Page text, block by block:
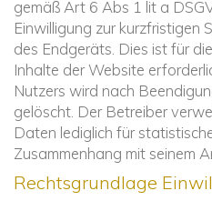
gemäß Art 6 Abs 1 lit a
Einwilligung zur kurzfristigen
des Endgeräts. Dies ist für
Inhalte der Website
Nutzers wird nach
gelöscht. Der Betreiber
Daten lediglich für
Zusammenhang mit seinem
Rechtsgrundlage